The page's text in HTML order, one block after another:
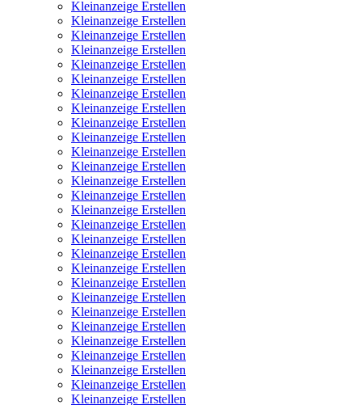
Kleinanzeige Erstellen
Kleinanzeige Erstellen
Kleinanzeige Erstellen
Kleinanzeige Erstellen
Kleinanzeige Erstellen
Kleinanzeige Erstellen
Kleinanzeige Erstellen
Kleinanzeige Erstellen
Kleinanzeige Erstellen
Kleinanzeige Erstellen
Kleinanzeige Erstellen
Kleinanzeige Erstellen
Kleinanzeige Erstellen
Kleinanzeige Erstellen
Kleinanzeige Erstellen
Kleinanzeige Erstellen
Kleinanzeige Erstellen
Kleinanzeige Erstellen
Kleinanzeige Erstellen
Kleinanzeige Erstellen
Kleinanzeige Erstellen
Kleinanzeige Erstellen
Kleinanzeige Erstellen
Kleinanzeige Erstellen
Kleinanzeige Erstellen
Kleinanzeige Erstellen
Kleinanzeige Erstellen
Kleinanzeige Erstellen